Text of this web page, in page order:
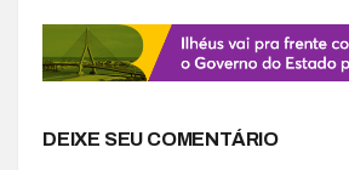
DEIXE SEU COMENTÁRIO